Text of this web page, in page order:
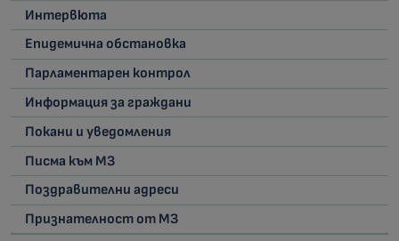
Интервюта
Епидемична обстановка
Парламентарен контрол
Информация за граждани
Покани и уведомления
Писма към МЗ
Поздравителни адреси
Признателност от МЗ